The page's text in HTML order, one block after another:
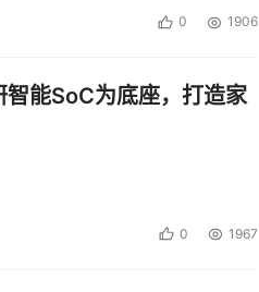
0 1906
能SoC为底座，打造家
0 1967